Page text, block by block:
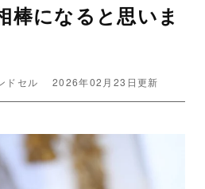
棒になると思いま
ドセル 2026年02月23日更新